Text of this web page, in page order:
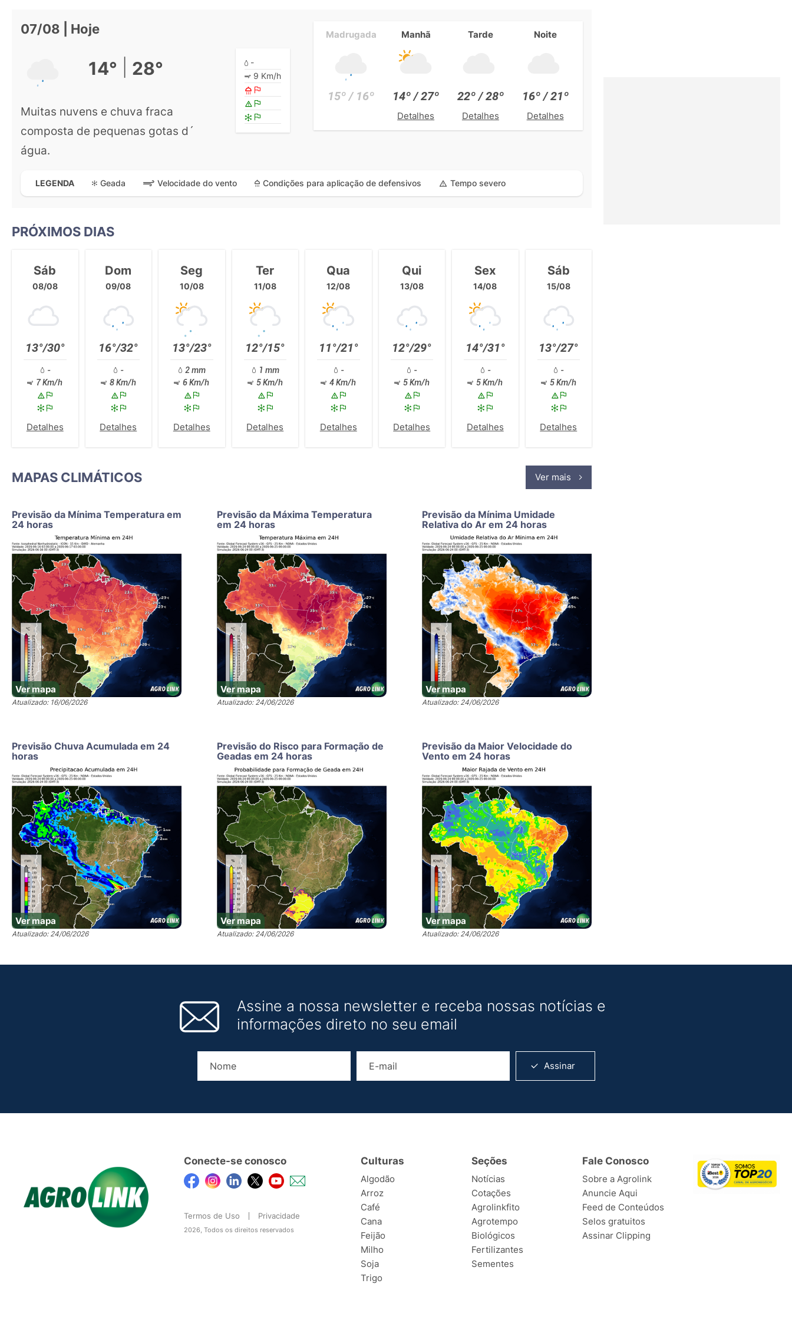
07/08 | Hoje
14° 28°
Muitas nuvens e chuva fraca
composta de pequenas gotas d´
água.
-
9 Km/h
Madrugada
15º / 16º
Manhã
14º / 27º
Detalhes
Tarde
22º / 28º
Detalhes
Noite
16º / 21º
Detalhes
LEGENDA Geada Velocidade do vento Condições para aplicação de defensivos Tempo severo
PRÓXIMOS DIAS
Sáb
08/08
13°/30°
-
7 Km/h
Detalhes
Dom
09/08
16°/32°
-
8 Km/h
Detalhes
Seg
10/08
13°/23°
2 mm
6 Km/h
Detalhes
Ter
11/08
12°/15°
1 mm
5 Km/h
Detalhes
Qua
12/08
11°/21°
-
4 Km/h
Detalhes
Qui
13/08
12°/29°
-
5 Km/h
Detalhes
Sex
14/08
14°/31°
-
5 Km/h
Detalhes
Sáb
15/08
13°/27°
-
5 Km/h
Detalhes
MAPAS CLIMÁTICOS Ver mais
Previsão da Mínima Temperatura em
24 horas
Ver mapa
Atualizado: 16/06/2026
Previsão da Máxima Temperatura
em 24 horas
Ver mapa
Atualizado: 24/06/2026
Previsão da Mínima Umidade
Relativa do Ar em 24 horas
Ver mapa
Atualizado: 24/06/2026
Previsão Chuva Acumulada em 24
horas
Ver mapa
Atualizado: 24/06/2026
Previsão do Risco para Formação de
Geadas em 24 horas
Ver mapa
Atualizado: 24/06/2026
Previsão da Maior Velocidade do
Vento em 24 horas
Ver mapa
Atualizado: 24/06/2026
Assine a nossa newsletter e receba nossas notícias e
informações direto no seu email
Assinar
Conecte-se conosco
Termos de Uso Privacidade
2026, Todos os direitos reservados
Culturas
Algodão
Arroz
Café
Cana
Feijão
Milho
Soja
Trigo
Seções
Notícias
Cotações
Agrolinkfito
Agrotempo
Biológicos
Fertilizantes
Sementes
Fale Conosco
Sobre a Agrolink
Anuncie Aqui
Feed de Conteúdos
Selos gratuitos
Assinar Clipping